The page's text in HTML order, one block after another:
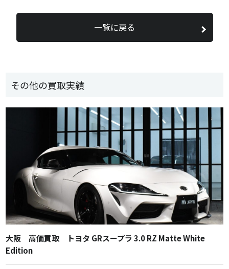
その他の買取実績
大阪 高価買取 トヨタ GRスープラ 3.0 RZ Matte White
Edition
一覧に戻る